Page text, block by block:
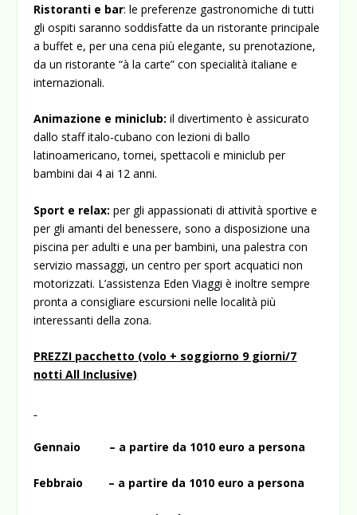
Ristoranti e bar: le preferenze gastronomiche di tutti
gli ospiti saranno soddisfatte da un ristorante principale
a buffet e, per una cena più elegante, su prenotazione,
da un ristorante “à la carte” con specialità italiane e
internazionali.
Animazione e miniclub:il divertimento è assicurato
dallo staff italo-cubano con lezioni di ballo
latinoamericano, tornei, spettacoli e miniclub per
bambini dai 4 ai 12 anni.
Sport e relax:per gli appassionati di attività sportive e
per gli amanti del benessere, sono a disposizione una
piscina per adulti e una per bambini, una palestra con
servizio massaggi, un centro per sport acquatici non
motorizzati. L’assistenza Eden Viaggi è inoltre sempre
pronta a consigliare escursioni nelle località più
interessanti della zona.
PREZZI pacchetto (volo + soggiorno 9 giorni/7
notti All Inclusive)
Gennaio – a partire da 1010 euro a persona
Febbraio – a partire da 1010 euro a persona